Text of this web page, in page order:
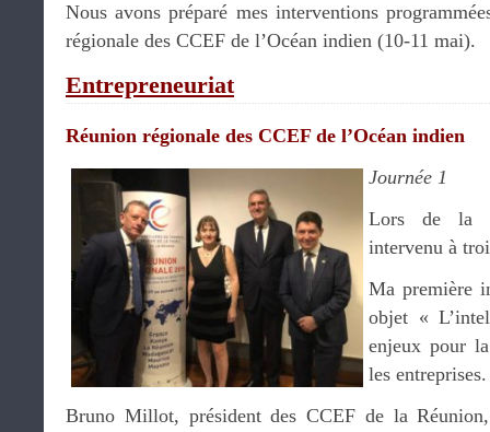
Nous avons préparé mes interventions
régionale des CCEF de l’Océan indien (10-11 mai).
Entrepreneuriat
Réunion régionale des CCEF de l’Océan indien
Journée 1
Lors de la
intervenu à
Ma première
objet «
enjeux pour
les
Bruno Millot, président des CCEF de la